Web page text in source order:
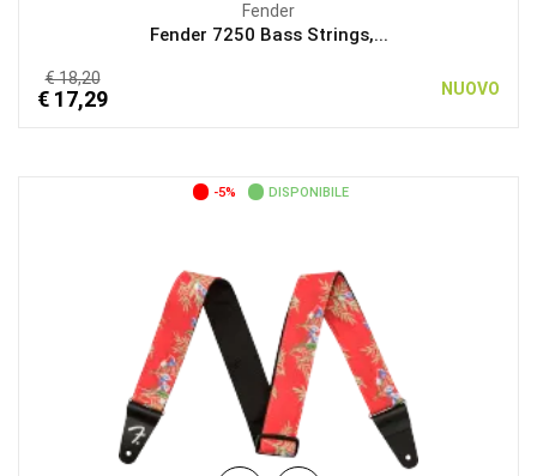
Fender
Fender 7250 Bass Strings,...
€ 18,20
€ 17,29 NUOVO
-5% DISPONIBILE